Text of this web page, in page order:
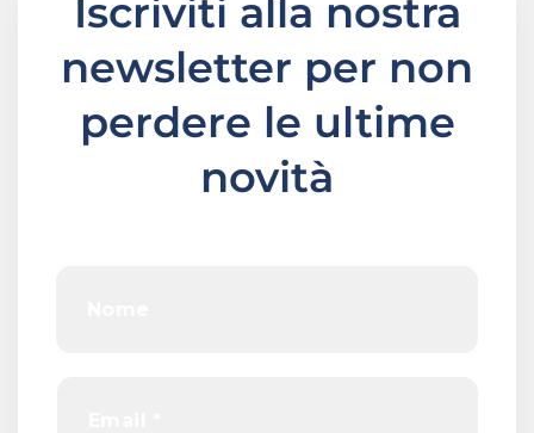
Iscriviti alla nostra
newsletter per non
perdere le ultime
novità